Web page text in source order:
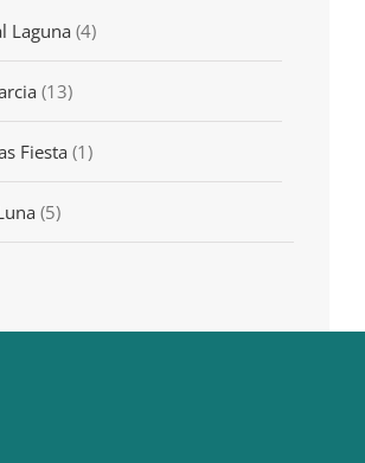
Laguna (4)
(13)
Fiesta (1)
(5)